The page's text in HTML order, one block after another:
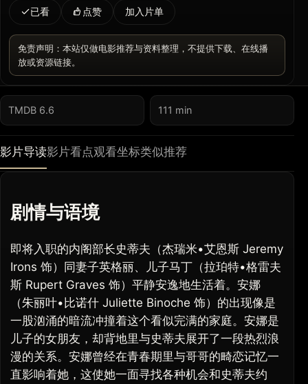
已看 点赞 加入片单
免责声明：本站仅做电影推荐与资料整理，不提供下载、在线播
放或资源链接。
TMDB 6.6 111 min
影片导读影片看点观看坐标类似推荐
剧情与语境
即将入职的内阁部长史蒂夫（杰瑞米•艾恩斯 Jeremy
Irons 饰）同妻子英格丽、儿子马丁（拉珀特•格雷夫
斯 Rupert Graves 饰）平静安逸地生活着。安娜
（朱丽叶•比诺什 Juliette Binoche 饰）的出现像是
一股汹涌的暗流冲撞着这个看似完满的家庭。安娜是
儿子的女朋友，却背地里与史蒂夫展开了一段热烈浪
漫的关系。安娜曾经在青春期里与哥哥的畸恋记忆一
直影响着她，这使她一面寻找各种机会和史蒂夫约